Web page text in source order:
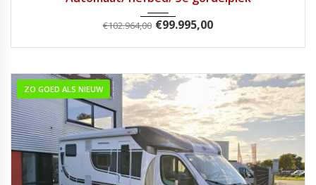
€102.964,00 €99.995,00
ZO GOED ALS NIEUW